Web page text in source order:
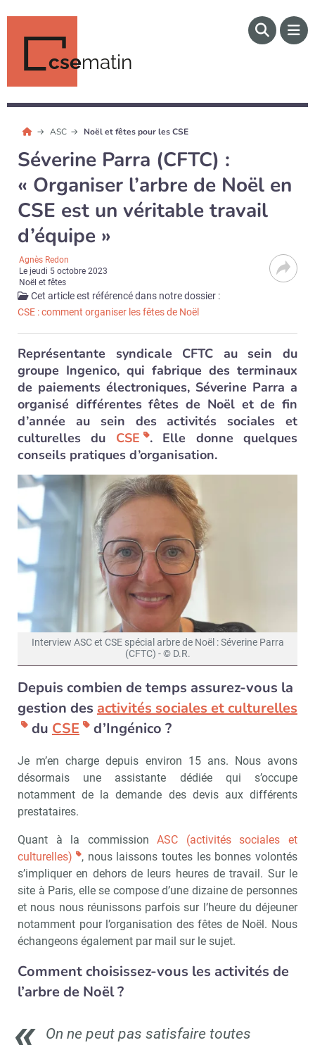
csematin
ASC Noël et fêtes pour les CSE
Séverine Parra (CFTC) :
« Organiser l’arbre de Noël en
CSE est un véritable travail
d’équipe »
Agnès Redon
Lejeudi 5 octobre 2023
Noël et fêtes
Cet article est référencé dans notre dossier :
CSE : comment organiser les fêtes de Noël
Représentante syndicale CFTC au sein du
groupe Ingenico, qui fabrique des terminaux
de paiements électroniques, Séverine Parra a
organisé différentes fêtes de Noël et de fin
d’année au sein des activités sociales et
culturelles du CSE
. Elle donne quelques
conseils pratiques d’organisation.
Interview ASC et CSE spécial arbre de Noël : Séverine Parra
(CFTC) - © D.R.
Depuis combien de temps assurez-vous la
gestion des activités sociales et culturelles
du CSE d’Ingénico ?
Je m’en charge depuis environ 15 ans. Nous avons
désormais une assistante dédiée qui s’occupe
notamment de la demande des devis aux différents
prestataires.
Quant à la commissionASC (activités sociales et
culturelles)
, nous laissons toutes les bonnes volontés
s’impliquer en dehors de leurs heures de travail. Sur le
site à Paris, elle se compose d’une dizaine de personnes
et nous nous réunissons parfois sur l’heure du déjeuner
notamment pour l’organisation des fêtes de Noël. Nous
échangeons également par mail sur le sujet.
Comment choisissez-vous les activités de
l’arbre de Noël ?
On ne peut pas satisfaire toutes